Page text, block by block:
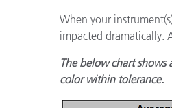
When your
impacted dramatically.
The below chart
color within tolerance.